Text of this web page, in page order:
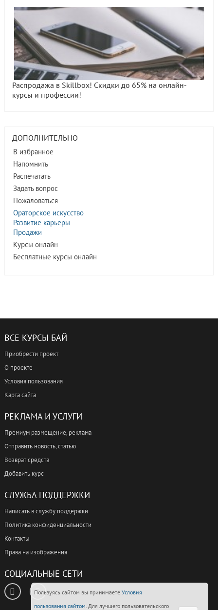
Распродажа в Skillbox! Скидки до 65% на онлайн-
курсы и профессии!
ДОПОЛНИТЕЛЬНО
В избранное
Напомнить
Распечатать
Задать вопрос
Пожаловаться
Ораторское искусство
Развитие карьеры
Продажи
Курсы онлайн
Бесплатные курсы онлайн
ВСЕ КУРСЫ БАЙ
Приобрести проект
О проекте
Условия пользования
Карта сайта
РЕКЛАМА И УСЛУГИ
Премиум размещение, реклама
Отправить новость, статью
Возврат средств
Добавить курс
СЛУЖБА ПОДДЕРЖКИ
Написать в службу поддержки
Политика конфиденциальности
Контакты
Права на изображения
СОЦИАЛЬНЫЕ СЕТИ
Пользуясь сайтом вы принимаете Условия
пользования сайтом. Для лучшего пользовательского